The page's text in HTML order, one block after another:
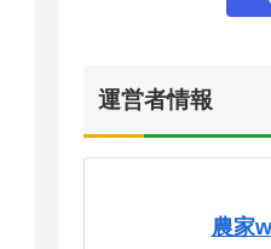
運営者情報
農家